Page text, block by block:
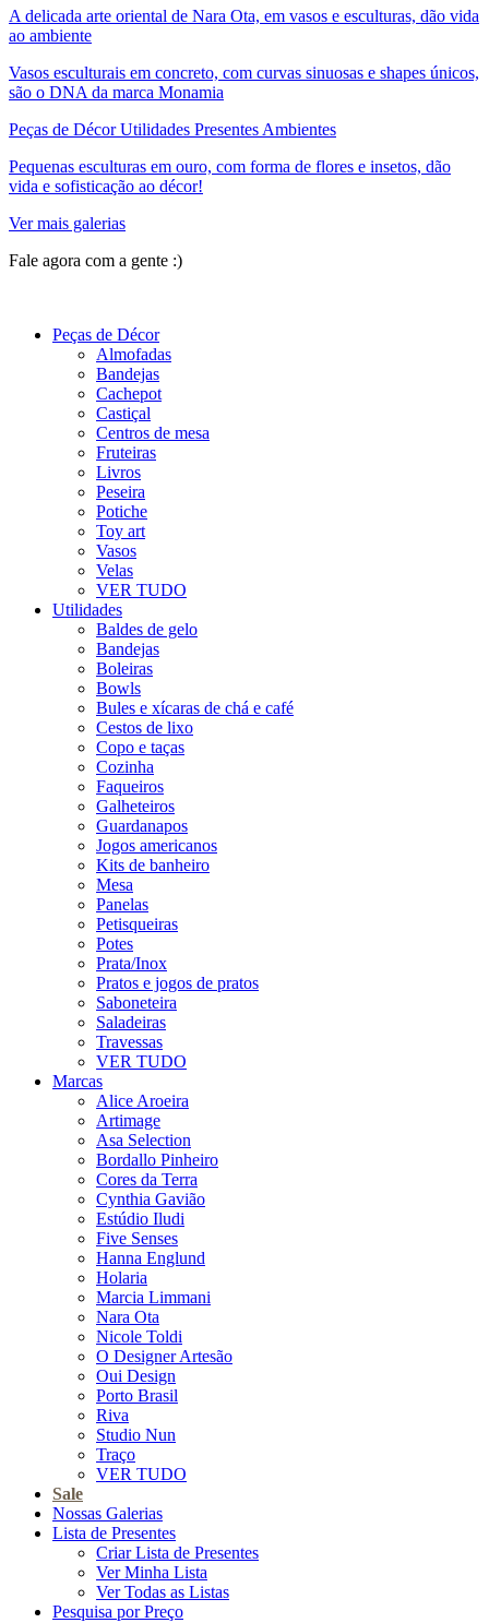
A delicada arte oriental de Nara Ota, em vasos e esculturas, dão vida
ao ambiente
Vasos esculturais em concreto, com curvas sinuosas e shapes únicos,
são o DNA da marca Monamia
Peças de Décor Utilidades Presentes Ambientes
Pequenas esculturas em ouro, com forma de flores e insetos, dão
vida e sofisticação ao décor!
Ver mais galerias
Fale agora com a gente :)
Peças de Décor
Almofadas
Bandejas
Cachepot
Castiçal
Centros de mesa
Fruteiras
Livros
Peseira
Potiche
Toy art
Vasos
Velas
VER TUDO
Utilidades
Baldes de gelo
Bandejas
Boleiras
Bowls
Bules e xícaras de chá e café
Cestos de lixo
Copo e taças
Cozinha
Faqueiros
Galheteiros
Guardanapos
Jogos americanos
Kits de banheiro
Mesa
Panelas
Petisqueiras
Potes
Prata/Inox
Pratos e jogos de pratos
Saboneteira
Saladeiras
Travessas
VER TUDO
Marcas
Alice Aroeira
Artimage
Asa Selection
Bordallo Pinheiro
Cores da Terra
Cynthia Gavião
Estúdio Iludi
Five Senses
Hanna Englund
Holaria
Marcia Limmani
Nara Ota
Nicole Toldi
O Designer Artesão
Oui Design
Porto Brasil
Riva
Studio Nun
Traço
VER TUDO
Sale
Nossas Galerias
Lista de Presentes
Criar Lista de Presentes
Ver Minha Lista
Ver Todas as Listas
Pesquisa por Preço